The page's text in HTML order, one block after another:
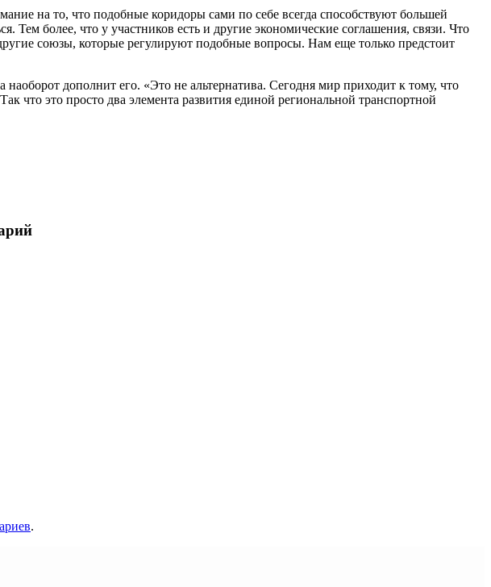
на то, что подобные коридоры сами по себе всегда способствуют большей
Тем более, что у участников есть и другие экономические соглашения, связи. Что
союзы, которые регулируют подобные вопросы. Нам еще только предстоит
дополнит его. «Это не альтернатива. Сегодня мир приходит к тому, что
что это просто два элемента развития единой региональной транспортной
.